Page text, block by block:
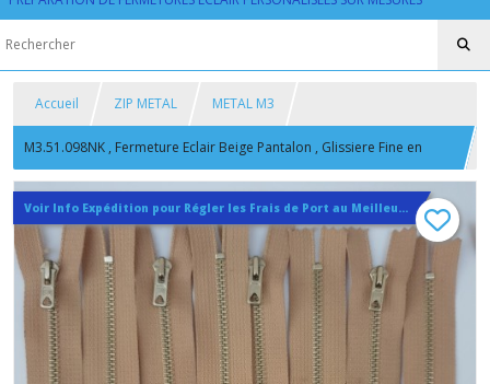
Accueil ZIP METAL METAL M3
M3.51.098NK , Fermeture Eclair Beige Pantalon , Glissiere Fine en
Métal Nickel de 4 mm , 5 6 7 8 9 10 11 12 13 14 15 cm
Voir Info Expédition pour Régler les Frais de Port au Meilleur Prix , En haut d'ecran à Droite